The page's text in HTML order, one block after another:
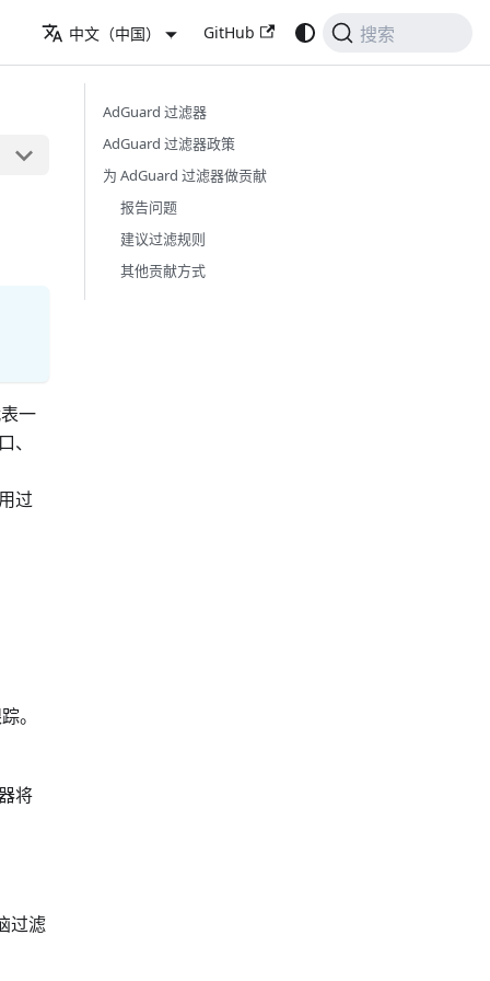
中文（中国） GitHub 搜索
一
过
。
将
过滤
AdGuard 过滤器
AdGuard 过滤器政策
为 AdGuard 过滤器做贡献
报告问题
建议过滤规则
其他贡献方式